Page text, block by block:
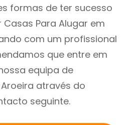
formas de ter sucesso
Para Alugar em
com um profissional
que entre em
equipa de
através do
seguinte.